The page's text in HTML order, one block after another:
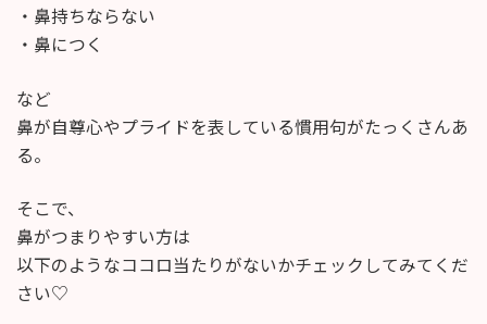
・鼻持ちならない
・鼻につく
など
鼻が自尊心やプライドを表している慣用句がたっくさんあ
る。
そこで、
鼻がつまりやすい方は
以下のようなココロ当たりがないかチェックしてみてくだ
さい♡